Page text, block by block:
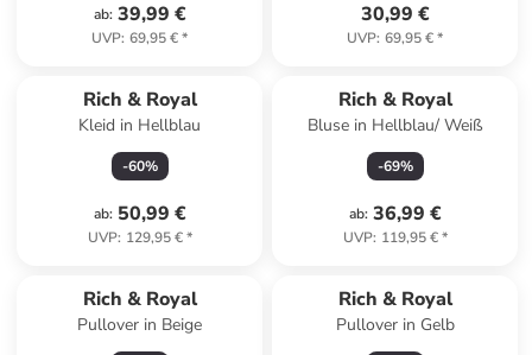
ab: 39,99 €
UVP: 69,95 €*
30,99 €
UVP: 69,95 €*
Rich & Royal
Kleid in Hellblau
-60%
ab: 50,99 €
UVP: 129,95 €*
Rich & Royal
Bluse in Hellblau/ Weiß
-69%
ab: 36,99 €
UVP: 119,95 €*
Rich & Royal
Pullover in Beige
Rich & Royal
Pullover in Gelb